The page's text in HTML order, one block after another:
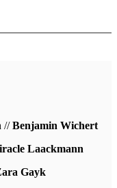
//Benjamin Wichert
Laackmann
Gayk